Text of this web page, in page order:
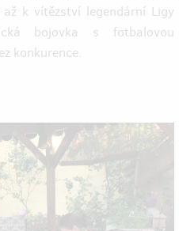
k vítězství legendární Ligy
bojovka s fotbalovou
konkurence.